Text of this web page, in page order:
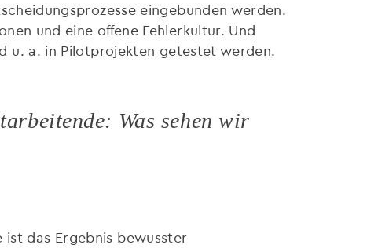
eingebunden werden.
und eine offene Fehlerkultur. Und
u. a. in Pilotprojekten getestet werden.
Was sehen wir
das Ergebnis bewusster